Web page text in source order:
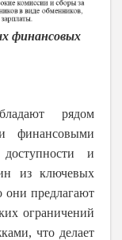
финансовых
рядом
финансовыми
и
из ключевых
они предлагают
ограничений
что делает